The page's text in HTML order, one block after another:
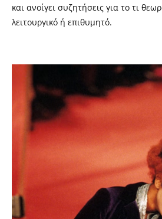
και ανοίγει συζητήσεις για το τι
λειτουργικό ή επιθυμητό.